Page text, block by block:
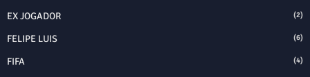
EX JOGADOR (2)
FELIPE LUIS (6)
FIFA (4)